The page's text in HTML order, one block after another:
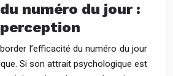
numéro du jour :
l’efficacité du numéro du jour
Si son attrait psychologique est